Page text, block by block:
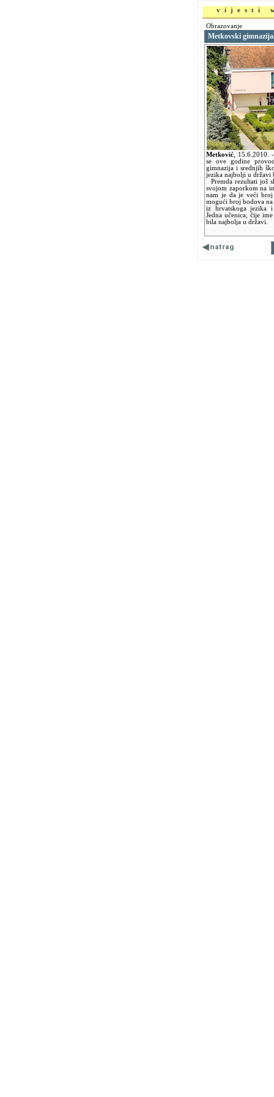
vijesti
Obrazovanje
Metkovski
Metković 15.6.2010.
se ove godine
gimnazija i srednjih
jezika najbolji u državi
Premda rezultati još
svojom zaporkom na
nam je da je veći broj
mogući broj bodova na
iz hrvatskoga jezika i
Jedna učenica, čije
bila najbolja u državi.